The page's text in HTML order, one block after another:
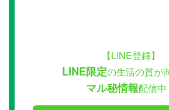
【LINE登録】
LINE限定の生活の質が
マル秘情報配信中